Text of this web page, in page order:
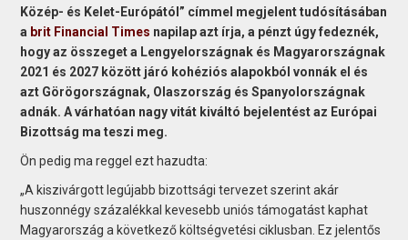
Közép- és Kelet-Európától” címmel megjelent tudósításában
a brit Financial Times napilap azt írja, a pénzt úgy fedeznék,
hogy az összeget a Lengyelországnak és Magyarországnak
2021 és 2027 között járó kohéziós alapokból vonnák el és
azt Görögországnak, Olaszország és Spanyolországnak
adnák. A várhatóan nagy vitát kiváltó bejelentést az Európai
Bizottság ma teszi meg.
Ön pedig ma reggel ezt hazudta:
„A kiszivárgott legújabb bizottsági tervezet szerint akár
huszonnégy százalékkal kevesebb uniós támogatást kaphat
Magyarország a következő költségvetési ciklusban. Ez jelentős